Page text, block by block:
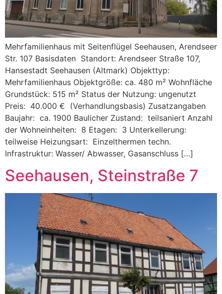
Mehrfamilienhaus mit Seitenflügel Seehausen, Arendseer
Str. 107 Basisdaten Standort: Arendseer Straße 107,
Hansestadt Seehausen (Altmark) Objekttyp:
Mehrfamilienhaus Objektgröße: ca. 480 m² Wohnfläche
Grundstück: 515 m² Status der Nutzung: ungenutzt
Preis: 40.000 € (Verhandlungsbasis) Zusatzangaben
Baujahr: ca. 1900 Baulicher Zustand: teilsaniert Anzahl
der Wohneinheiten: 8 Etagen: 3 Unterkellerung:
teilweise Heizungsart: Einzelthermen techn.
Infrastruktur: Wasser/ Abwasser, Gasanschluss […]
Seehausen, Steinstraße 7